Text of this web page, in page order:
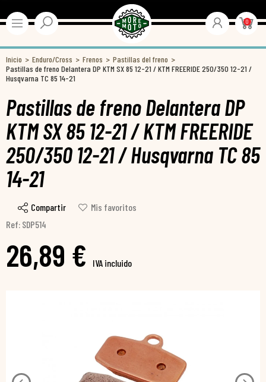
0
Inicio Enduro/Cross Frenos
Pastillas del freno
Pastillas de freno Delantera DP KTM SX 85 12-21 / KTM FREERIDE 250/350 12-21 /
Husqvarna TC 85 14-21
Pastillas de freno Delantera DP
KTM SX 85 12-21 / KTM FREERIDE
250/350 12-21 / Husqvarna TC 85
14-21
Compartir
Mis favoritos
Ref: SDP514
26,89 € IVA incluido